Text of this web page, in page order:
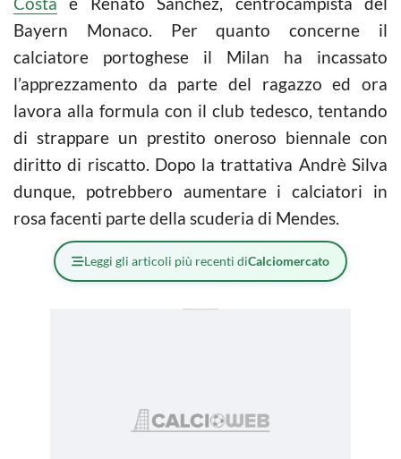
Bayern Monaco. Per quanto concerne il
calciatore portoghese il Milan ha incassato
l’apprezzamento da parte del ragazzo ed ora
lavora alla formula con il club tedesco, tentando
di strappare un prestito oneroso biennale con
diritto di riscatto. Dopo la trattativa Andrè Silva
dunque, potrebbero aumentare i calciatori in
rosa facenti parte della scuderia di Mendes.
Leggi gli articoli più recenti diCalciomercato